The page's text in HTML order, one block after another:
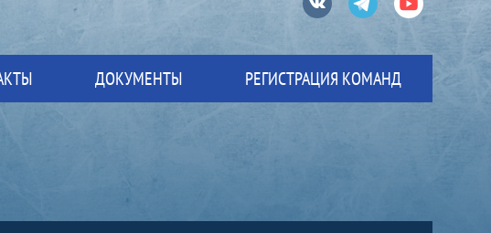
ВконтактеТелеграмЮтуб
ДОКУМЕНТЫ РЕГИСТРАЦИЯ КОМАНД